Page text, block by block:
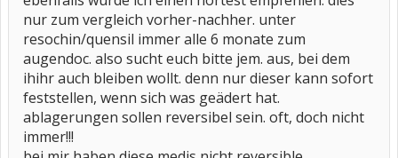
nur zum vergleich vorher-nachher. unter
resochin/quensil immer alle 6 monate zum
augendoc. also sucht euch bitte jem. aus, bei dem
ihihr auch bleiben wollt. denn nur dieser kann sofort
feststellen, wenn sich was geädert hat.
ablagerungen sollen reversibel sein. oft, doch nicht
immer!!!